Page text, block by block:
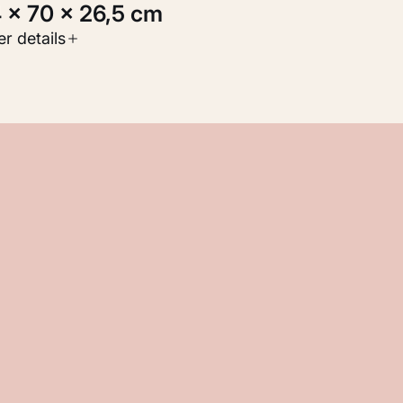
× 70 × 26,5 cm
werk
details